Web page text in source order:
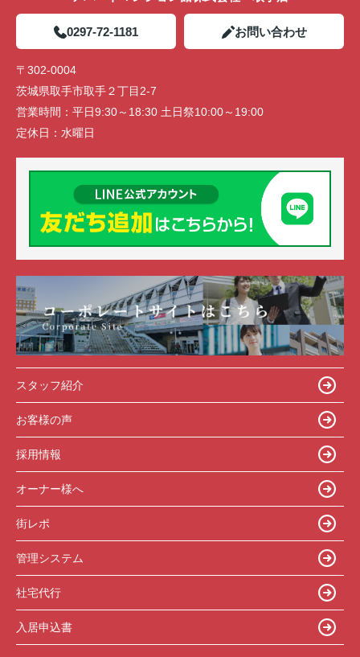
0297-72-1181 お問い合わせ
〒302-0004
茨城県取手市取手２丁目2-7
営業時間： 平日9:30～18:30 土日祭10:00～19:00
定休日： 水曜日
スタッフ紹介
お客様の声
採用情報
オーナー様へ
街レポ
管理システム
社宅代行
入居申込書